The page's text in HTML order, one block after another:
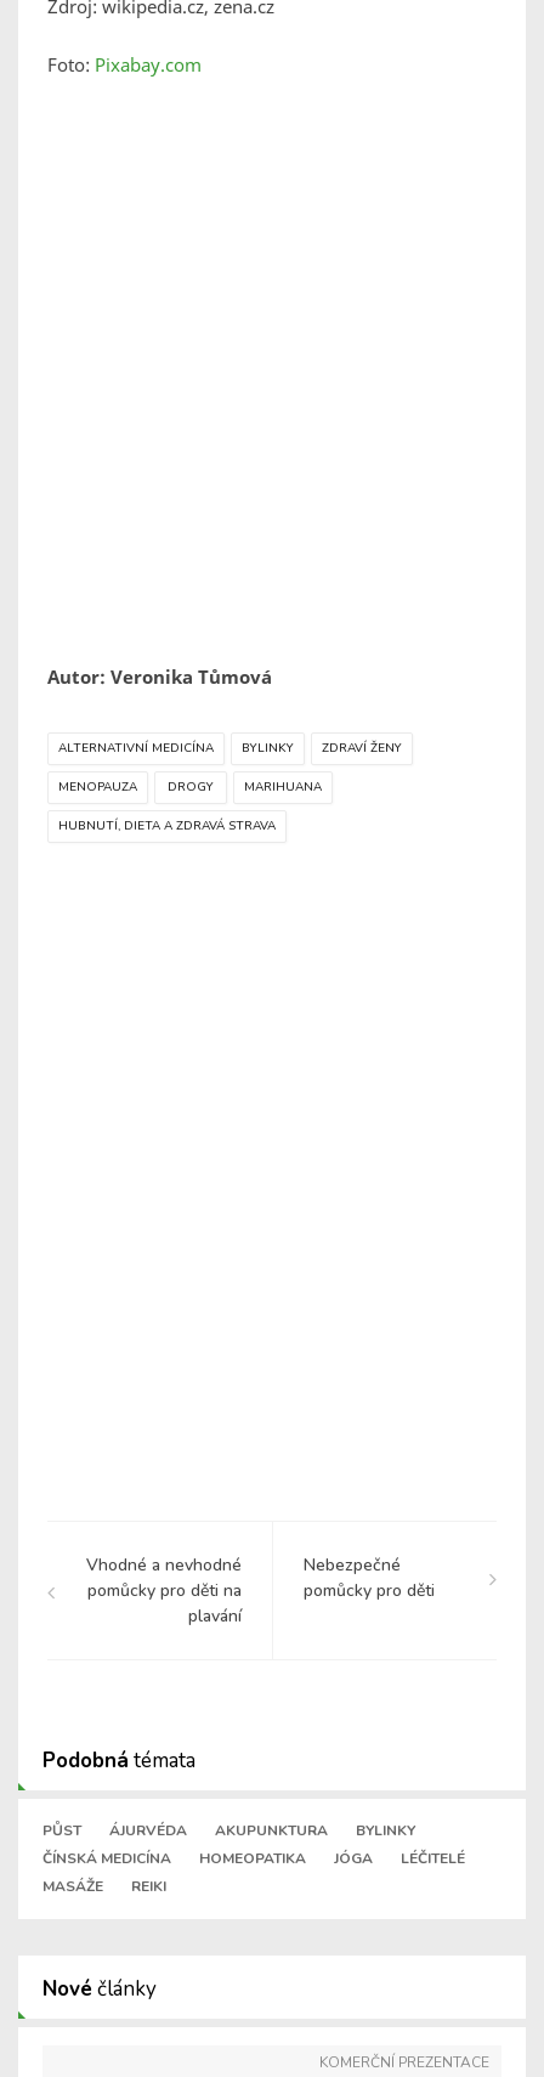
Zdroj: wikipedia.cz, zena.cz
Foto: Pixabay.com
Autor: Veronika Tůmová
ALTERNATIVNÍ MEDICÍNA BYLINKY ZDRAVÍ ŽENY
MENOPAUZA DROGY MARIHUANA
HUBNUTÍ, DIETA A ZDRAVÁ STRAVA
Vhodné a nevhodné
pomůcky pro děti na
plavání
Nebezpečné
pomůcky pro děti
Podobná témata
PŮST ÁJURVÉDA AKUPUNKTURA
BYLINKY
ČÍNSKÁ MEDICÍNA
HOMEOPATIKA JÓGA
LÉČITELÉ
MASÁŽE
REIKI
Nové články
KOMERČNÍ PREZENTACE